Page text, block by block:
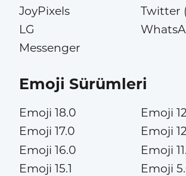
JoyPixels
LG
Messenger
Twitter
Emoji Sürümleri
Emoji 18.0
Emoji 17.0
Emoji 16.0
Emoji 15.1
Emoji
Emoji
Emoji
Emoji